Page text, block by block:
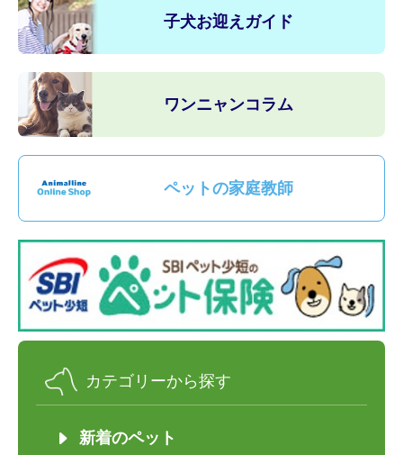
子犬お迎えガイド
ワンニャンコラム
ペットの家庭教師
カテゴリーから探す
新着のペット